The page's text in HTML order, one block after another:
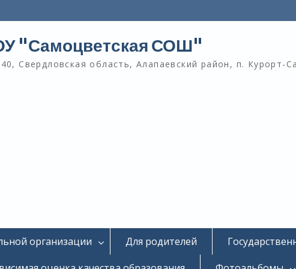
"Самоцветская СОШ"
Свердловская область, Алапаевский район, п. Курорт-
организации Для родителей